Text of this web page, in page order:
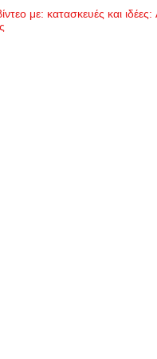
με: κατασκευές και